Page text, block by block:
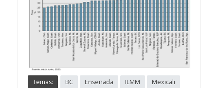
Temas: BC Ensenada ILMM
Mexicali